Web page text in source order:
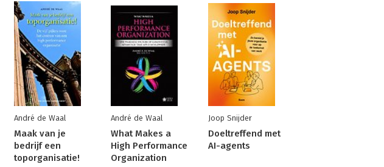
André de Waal
Maak van je
bedrijf een
toporganisatie!
André de Waal
What Makes a
High Performance
Organization
Joop Snijder
Doeltreffend met
AI-agents